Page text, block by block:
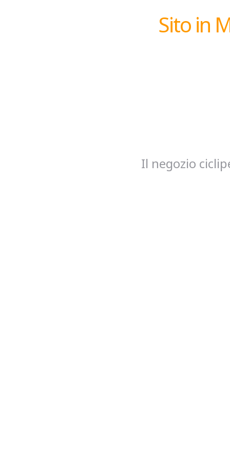
Sito in
Il negozio